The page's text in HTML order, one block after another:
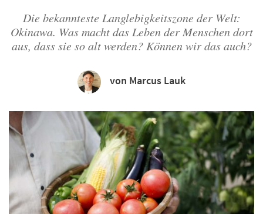
Die bekannteste Langlebigkeitszone der Welt:
Okinawa. Was macht das Leben der Menschen dort
aus, dass sie so alt werden? Können wir das auch?
von Marcus Lauk